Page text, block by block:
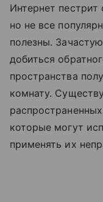
Интернет пестрит
но не все
полезны.
добиться
пространства
комнату.
которые могут
применять их